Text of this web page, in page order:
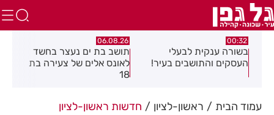
00:32
בשורה ענקית לבעלי
העסקים והתושבים בעיר!
06.08.26
תושב בת ים נעצר בחשד
לאונס אלים של צעירה בת
עמוד הבית ראשון-לציון חדשות ראשון-לציון